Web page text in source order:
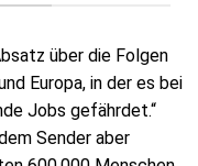
über die Folgen
Europa, in der es bei
Jobs gefährdet.“
Sender aber